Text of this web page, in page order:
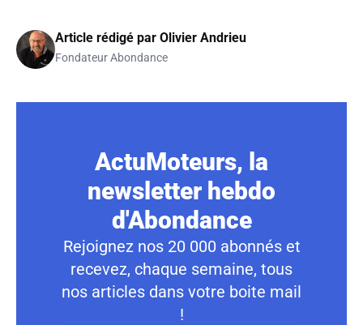
Article rédigé par Olivier Andrieu
Fondateur Abondance
ActuMoteurs, la
newsletter hebdo
d'Abondance
Rejoignez nos 20 000 abonnés et
recevez, chaque semaine, tous
nos articles dans votre boite mail
!